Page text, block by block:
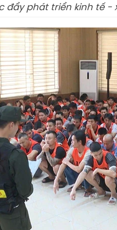
đẩy phát triển kinh tế -